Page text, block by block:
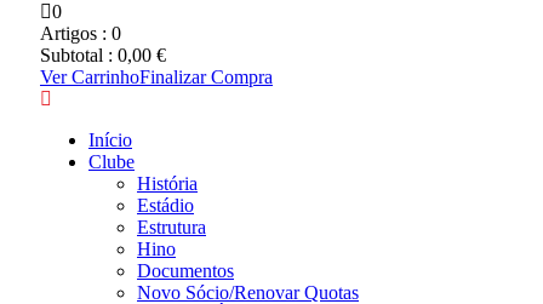
0
Artigos : 0
Subtotal : 0,00 €
Ver CarrinhoFinalizar Compra
Início
Clube
História
Estádio
Estrutura
Hino
Documentos
Novo Sócio/Renovar Quotas